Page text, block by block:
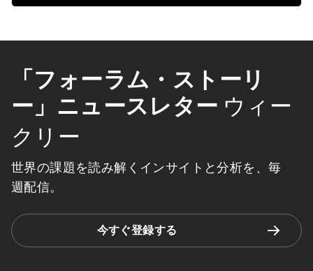
「フォーラム・ストーリ
ー」ニュースレター ウィー
クリー
世界の課題を読み解くインサイトと分析を、毎
週配信。
今すぐ登録する